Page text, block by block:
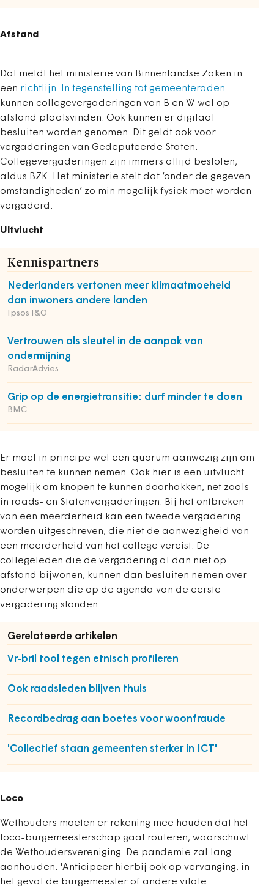
Afstand
Dat meldt het ministerie van Binnenlandse Zaken in
een richtlijn.
In tegenstelling tot gemeenteraden
kunnen collegevergaderingen van B en W wel op
afstand plaatsvinden. Ook kunnen er digitaal
besluiten worden genomen. Dit geldt ook voor
vergaderingen van Gedeputeerde Staten.
Collegevergaderingen zijn immers altijd besloten,
aldus BZK. Het ministerie stelt dat ‘onder de gegeven
omstandigheden’ zo min mogelijk fysiek moet worden
vergaderd.
Uitvlucht
Kennispartners
Nederlanders vertonen meer klimaatmoeheid
dan inwoners andere landen
Ipsos I&O
Vertrouwen als sleutel in de aanpak van
ondermijning
RadarAdvies
Grip op de energietransitie: durf minder te doen
BMC
Er moet in principe wel een quorum aanwezig zijn om
besluiten te kunnen nemen. Ook hier is een uitvlucht
mogelijk om knopen te kunnen doorhakken, net zoals
in raads- en Statenvergaderingen. Bij het ontbreken
van een meerderheid kan een tweede vergadering
worden uitgeschreven, die niet de aanwezigheid van
een meerderheid van het college vereist. De
collegeleden die de vergadering al dan niet op
afstand bijwonen, kunnen dan besluiten nemen over
onderwerpen die op de agenda van de eerste
vergadering stonden.
Gerelateerde artikelen
Vr-bril tool tegen etnisch profileren
Ook raadsleden blijven thuis
Recordbedrag aan boetes voor woonfraude
'Collectief staan gemeenten sterker in ICT'
Loco
Wethouders moeten er rekening mee houden dat het
loco-burgemeesterschap gaat rouleren, waarschuwt
de Wethoudersvereniging. De pandemie zal lang
aanhouden. 'Anticipeer hierbij ook op vervanging, in
het geval de burgemeester of andere vitale